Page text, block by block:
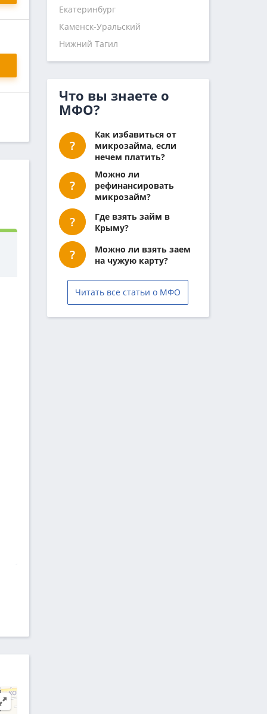
Екатеринбург
Каменск-Уральский
Нижний Тагил
Что вы знаете о
МФО?
Как избавиться от
микрозайма, если
нечем платить?
Можно ли
рефинансировать
микрозайм?
Где взять займ в
Крыму?
Можно ли взять заем
на чужую карту?
Читать все статьи о МФО